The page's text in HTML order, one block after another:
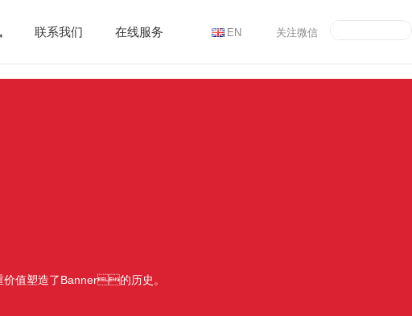
关注微信
EN
联系我们 在线服务
价值塑造了Banner的历史。